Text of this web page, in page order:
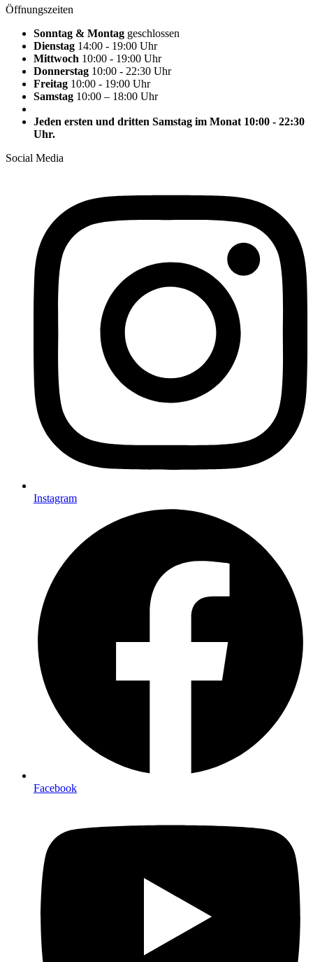
Öffnungszeiten
Sonntag & Montag geschlossen
Dienstag 14:00 - 19:00 Uhr
Mittwoch 10:00 - 19:00 Uhr
Donnerstag 10:00 - 22:30 Uhr
Freitag 10:00 - 19:00 Uhr
Samstag 10:00 – 18:00 Uhr
Jeden ersten und dritten Samstag im Monat 10:00 - 22:30
Uhr.
Social Media
Instagram
Facebook